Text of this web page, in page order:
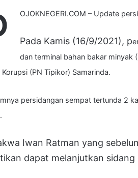
OJOKNEGERI.COM – Update
Pada Kamis (16/9/2021), p
dan terminal bahan bakar minyak
Korupsi (PN Tipikor) Samarinda.
persidangan sempat tertunda 2
Iwan Ratman yang
dapat melanjutkan